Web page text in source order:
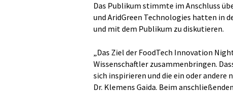
Das Publikum stimmte im Anschluss
und AridGreen Technologies hatten in
und mit dem Publikum zu diskutieren.
„Das Ziel der FoodTech Innovation
Wissenschaftler zusammenbringen.
sich inspirieren und die ein oder
Dr. Klemens Gaida. Beim